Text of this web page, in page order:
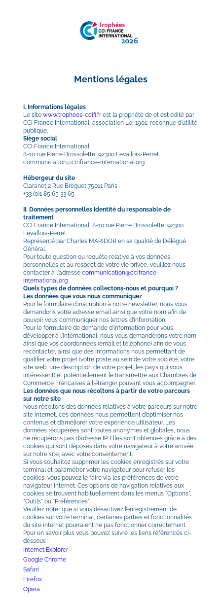
Mentions légales
I. Informations légales
Le site www.trophees-ccifi.fr est la propriété de et est édité par
CCI France International, association Loi 1901, reconnue d'utilité
publique.
Siège social
CCI France International
8-10 rue Pierre Brossolette  92300 Levallois-Perret
communication@ccifrance-international.org
Hébergeur du site
Claranet 2 Rue Breguet 75011 Paris
+33 (0)1 85 65 33 65
II. Données personnelles Identité du responsable de
traitement
CCI France International  8-10 rue Pierre Brossolette  92300
Levallois-Perret
Représenté par Charles MARIDOR en sa qualité de Délégué
Général.
Pour toute question ou requête relative à vos données
personnelles et au respect de votre vie privée, veuillez nous
contacter à l'adresse communication@ccifrance-
international.org
Quels types de données collectons-nous et pourquoi ?
Les données que vous nous communiquez
Pour le formulaire d’inscription à notre newsletter, nous vous
demandons votre adresse email ainsi que votre nom afin de
pouvoir vous communiquer nos lettres d’information.
Pour le formulaire de demande d'information pour vous
développer à l'international, nous vous demanderons votre nom
ainsi que vos coordonnées (émail et téléphone) afin de vous
recontacter, ainsi que des informations nous permettant de
qualifier votre projet (votre poste au sein de votre société, votre
site web, une description de votre projet, les pays qui vous
intéressent) et potentiellement le transmettre aux Chambres de
Commerce Françaises à l'étranger pouvant vous accompagner.
Les données que nous récoltons à partir de votre parcours
sur notre site
Nous récoltons des données relatives à votre parcours sur notre
site internet, ces données nous permettent d’optimiser nos
contenus et d’améliorer votre expérience utilisateur. Les
données récupérées sont toutes anonymes et globales, nous
ne récupérons pas d’adresse IP. Elles sont obtenues grâce à des
cookies qui sont déposés dans votre navigateur à votre arrivée
sur notre site, avec votre consentement.
Si vous souhaitez supprimer les cookies enregistrés sur votre
terminal et paramétrer votre navigateur pour refuser les
cookies, vous pouvez le faire via les préférences de votre
navigateur internet. Ces options de navigation relatives aux
cookies se trouvent habituellement dans les menus "Options",
"Outils" ou "Préférences".
Veuillez noter que si vous désactivez l’enregistrement de
cookies sur votre terminal, certaines parties et fonctionnalités
du site internet pourraient ne pas fonctionner correctement.
Pour en savoir plus vous pouvez suivre les liens référencés ci-
dessous :
Internet Explorer
Google Chrome
Safari
Firefox
Opera